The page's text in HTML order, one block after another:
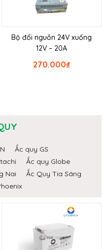
Bộ đổi nguồn 24V xuống
12V – 20A
₫
270.000
Ắc quy GS
Ắc quy Globe
Nai
Ắc Quy Tia Sáng